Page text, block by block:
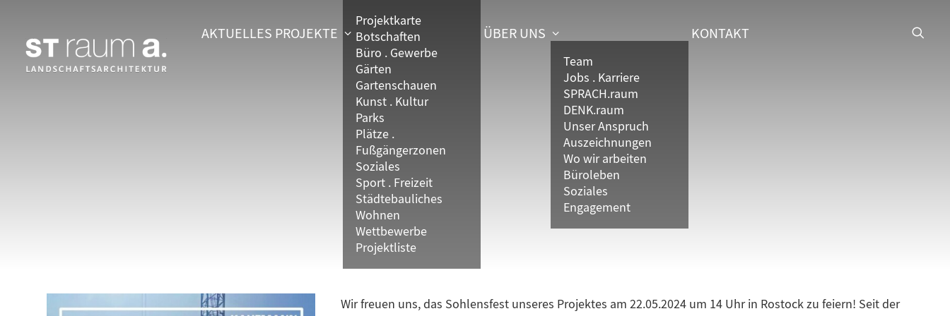
AKTUELLES PROJEKTE
Projektkarte
Botschaften
Büro . Gewerbe
Gärten
Gartenschauen
Kunst . Kultur
Parks
Plätze .
Fußgängerzonen
Soziales
Sport . Freizeit
Städtebauliches
Wohnen
Wettbewerbe
Projektliste
ÜBER UNS
Team
Jobs . Karriere
SPRACH.raum
DENK.raum
Unser Anspruch
Auszeichnungen
Wo wir arbeiten
Büroleben
Soziales
Engagement
KONTAKT
Wir freuen uns, das Sohlensfest unseres Projektes am 22.05.2024 um 14 Uhr in Rostock zu feiern! Seit der